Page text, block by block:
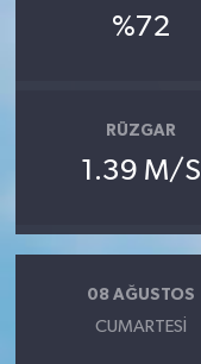
%72
RÜZGAR
1.39 M/S
08 AĞUSTOS
CUMARTESI